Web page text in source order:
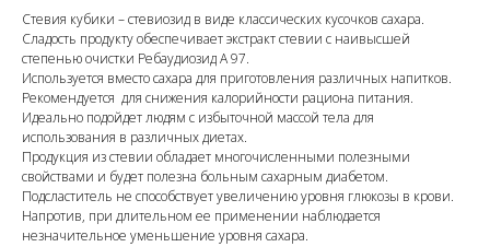
Стевия кубики –стевиозид в виде классических кусочков сахара.
Сладость продукту обеспечивает экстракт стевии с наивысшей
степенью очистки Ребаудиозид А 97.
Используется вместо сахара для приготовления различных напитков.
Рекомендуется для снижения калорийности рациона питания.
Идеально подойдет людям с избыточной массой тела для
использования в различных диетах.
Продукция из стевии обладает многочисленными полезными
свойствами и будет полезна больным сахарным диабетом.
Подсластитель не способствует увеличению уровня глюкозы в крови.
Напротив, при длительном ее применении наблюдается
незначительное уменьшение уровня сахара.